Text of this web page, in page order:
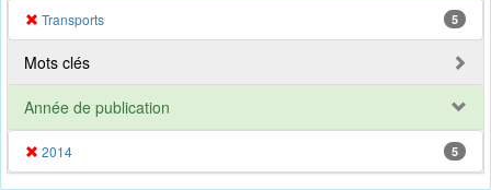
Transports 5
Mots clés
Année de publication
2014 5